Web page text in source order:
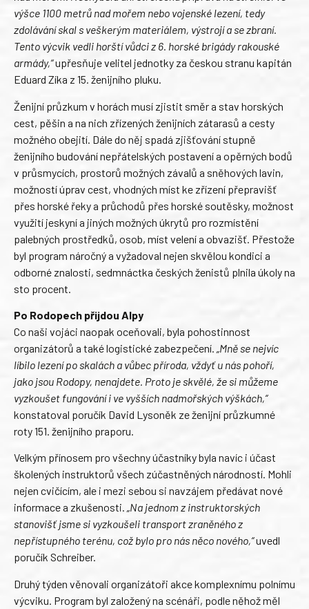
výšce 1100 metrů nad mořem nebo vojenské lezení, tedy
zdolávání skal s veškerým materiálem, výstrojí a se zbraní.
Tento výcvik vedli horští vůdci z 6. horské brigády rakouské
armády,“upřesňuje velitel jednotky za českou stranu kapitán
Eduard Zíka z 15. ženijního pluku.
Ženijní průzkum v horách musí zjistit směr a stav horských
cest, pěšin a na nich zřízených ženijních zátarasů a cesty
možného obejití. Dále do něj spadá zjišťování stupně
ženijního budování nepřátelských postavení a opěrných bodů
v průsmycích, prostorů možných závalů a sněhových lavin,
možností úprav cest, vhodných míst ke zřízení přepravišť
přes horské řeky a průchodů přes horské soutěsky, možnost
využití jeskyní a jiných možných úkrytů pro rozmístění
palebných prostředků, osob, míst velení a obvazišť. Přestože
byl program náročný a vyžadoval nejen skvělou kondici a
odborné znalosti, sedmnáctka českých ženistů plnila úkoly na
sto procent.
Po Rodopech přijdou Alpy
Co naši vojáci naopak oceňovali, byla pohostinnost
organizátorů a také logistické zabezpečení. „Mně se nejvíc
líbilo lezení po skalách a vůbec příroda, vždyť u nás pohoří,
jako jsou Rodopy, nenajdete. Proto je skvělé, že si můžeme
vyzkoušet fungování i ve vyšších nadmořských výškách,“
konstatoval poručík David Lysoněk ze ženijní průzkumné
roty 151. ženijního praporu.
Velkým přínosem pro všechny účastníky byla navíc i účast
školených instruktorů všech zúčastněných národností. Mohli
nejen cvičícím, ale i mezi sebou si navzájem předávat nové
informace a zkušenosti. „Na jednom z instruktorských
stanovišť jsme si vyzkoušeli transport zraněného z
nepřístupného terénu, což bylo pro nás něco nového,“uvedl
poručík Schreiber.
Druhý týden věnovali organizátoři akce komplexnímu polnímu
výcviku. Program byl založený na scénáři, podle něhož měl